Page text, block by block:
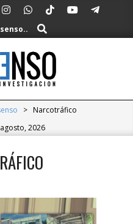
Buscar
> Narcotráfico
2026